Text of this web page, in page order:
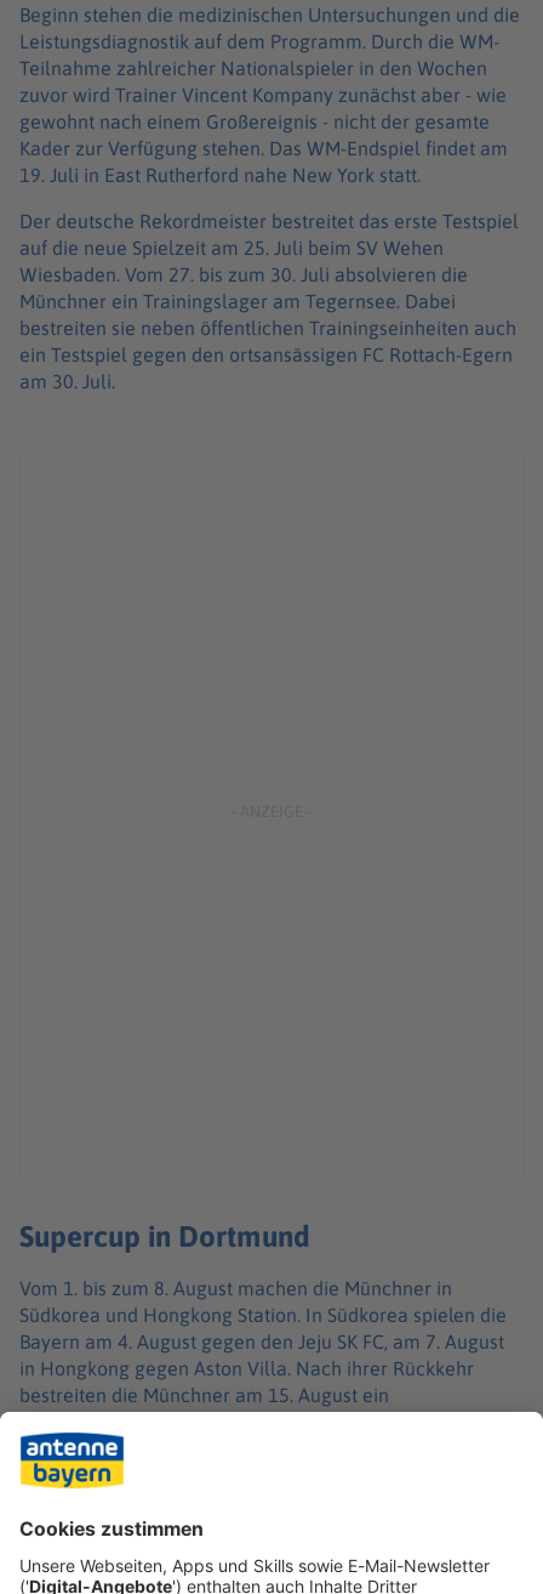
Beginn stehen die medizinischen Untersuchungen und die
Leistungsdiagnostik auf dem Programm. Durch die WM-
Teilnahme zahlreicher Nationalspieler in den Wochen
zuvor wird Trainer Vincent Kompany zunächst aber - wie
gewohnt nach einem Großereignis - nicht der gesamte
Kader zur Verfügung stehen. Das WM-Endspiel findet am
19. Juli in East Rutherford nahe New York statt.
Der deutsche Rekordmeister bestreitet das erste Testspiel
auf die neue Spielzeit am 25. Juli beim SV Wehen
Wiesbaden. Vom 27. bis zum 30. Juli absolvieren die
Münchner ein Trainingslager am Tegernsee. Dabei
bestreiten sie neben öffentlichen Trainingseinheiten auch
ein Testspiel gegen den ortsansässigen FC Rottach-Egern
am 30. Juli.
Supercup in Dortmund
Vom 1. bis zum 8. August machen die Münchner in
Südkorea und Hongkong Station. In Südkorea spielen die
Bayern am 4. August gegen den Jeju SK FC, am 7. August
in Hongkong gegen Aston Villa. Nach ihrer Rückkehr
bestreiten die Münchner am 15. August ein
Im Franz Beckenbauer Supercup ist der Doublesieger am
22. August gegen Vizemeister Borussia Dortmund
gefordert. Das Eröffnungsspiel in der Bundesliga ist auf
startet Kompanys Team am 1. oder 2. September.